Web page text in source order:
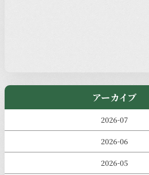
アーカイブ
2026-07
2026-06
2026-05